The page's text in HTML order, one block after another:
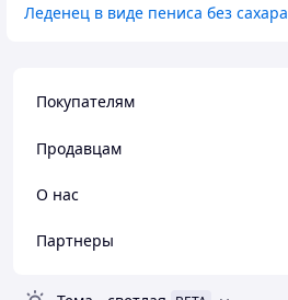
Леденец в виде пениса без сахара
Покупателям
Продавцам
О нас
Партнеры